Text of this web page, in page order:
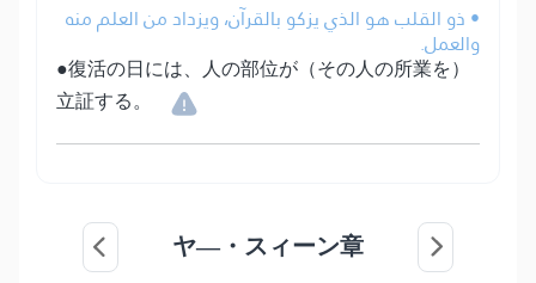
• ذو القلب هو الذي يزكو بالقرآن، ويزداد من العلم منه
والعمل.
●復活の日には、人の部位が（その人の所業を）
立証する。
ヤ―・スィーン章